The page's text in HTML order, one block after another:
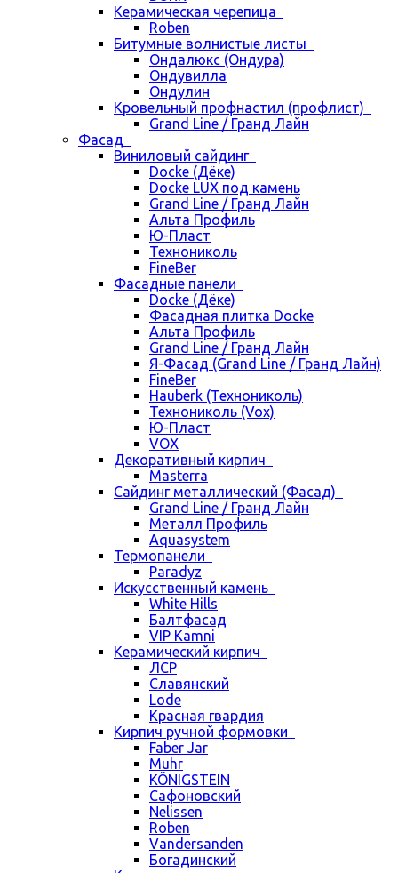
Керамическая черепица
Roben
Битумные волнистые листы
Ондалюкс (Ондура)
Ондувилла
Ондулин
Кровельный профнастил (профлист)
Grand Line / Гранд Лайн
Фасад
Виниловый сайдинг
Docke (Дёке)
Docke LUX под камень
Grand Line / Гранд Лайн
Альта Профиль
Ю-Пласт
Технониколь
FineBer
Фасадные панели
Docke (Дёке)
Фасадная плитка Docke
Альта Профиль
Grand Line / Гранд Лайн
Я-Фасад (Grand Line / Гранд Лайн)
FineBer
Hauberk (Технониколь)
Технониколь (Vox)
Ю-Пласт
VOX
Декоративный кирпич
Masterra
Сайдинг металлический (Фасад)
Grand Line / Гранд Лайн
Металл Профиль
Aquasystem
Термопанели
Paradyz
Искусственный камень
White Hills
Балтфасад
VIP Kamni
Керамический кирпич
ЛСР
Славянский
Lode
Красная гвардия
Кирпич ручной формовки
Faber Jar
Muhr
KÖNIGSTEIN
Сафоновский
Nelissen
Roben
Vandersanden
Богадинский